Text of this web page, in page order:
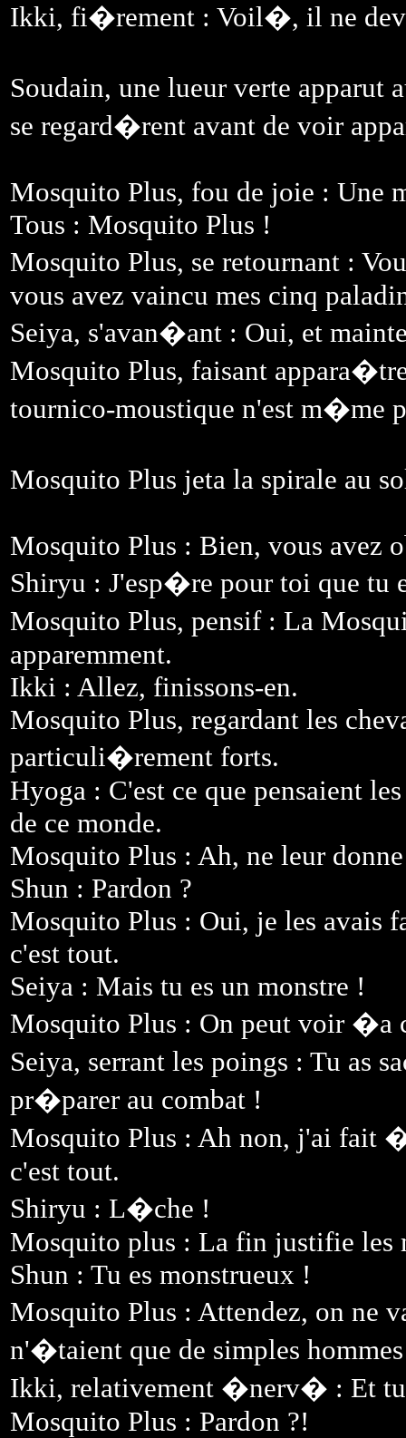
Ikki, fi�rement : Voil�, il ne
Soudain, une lueur verte
se regard�rent avant de voir
Mosquito Plus, fou de joie : Une
Tous : Mosquito Plus !
Mosquito Plus, se retournant :
vous avez vaincu mes cinq
Seiya, s'avan�ant : Oui, et
Mosquito Plus, faisant
tournico-moustique n'est m�me
Mosquito Plus jeta la spirale au
Mosquito Plus : Bien, vous avez
Shiryu : J'esp�re pour toi que tu
Mosquito Plus, pensif : La
apparemment.
Ikki : Allez, finissons-en.
Mosquito Plus, regardant les
particuli�rement forts.
Hyoga : C'est ce que pensaient
de ce monde.
Mosquito Plus : Ah, ne leur
Shun : Pardon ?
Mosquito Plus : Oui, je les avais
c'est tout.
Seiya : Mais tu es un monstre !
Mosquito Plus : On peut voir �a
Seiya, serrant les poings : Tu as
pr�parer au combat !
Mosquito Plus : Ah non, j'ai fait
c'est tout.
Shiryu : L�che !
Mosquito plus : La fin justifie les
Shun : Tu es monstrueux !
Mosquito Plus : Attendez, on ne
n'�taient que de simples
Ikki, relativement �nerv� : Et tu
Mosquito Plus : Pardon ?!